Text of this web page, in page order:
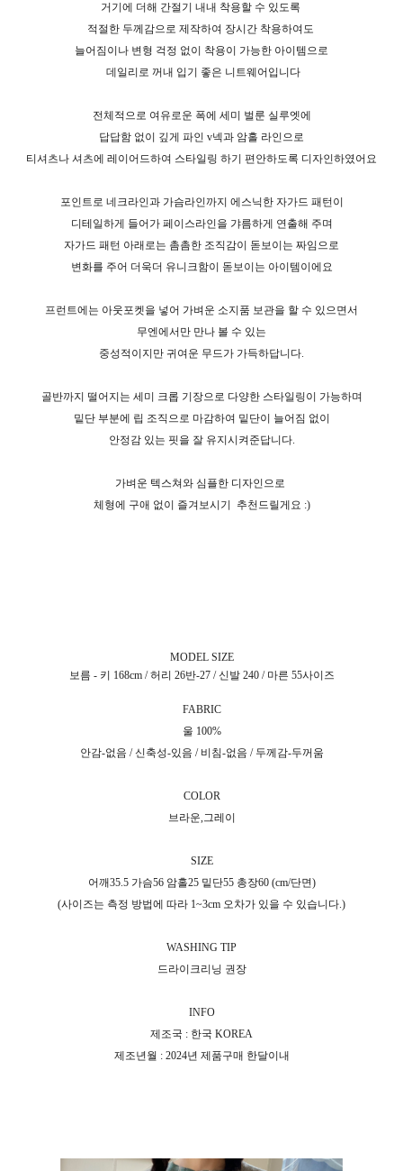
거기에 더해 간절기 내내 착용할 수 있도록
적절한 두께감으로 제작하여 장시간 착용하여도
늘어짐이나 변형 걱정 없이 착용이 가능한 아이템으로
데일리로 꺼내 입기 좋은 니트웨어입니다
전체적으로 여유로운 폭에 세미 벌룬 실루엣에
답답함 없이 깊게 파인 v넥과 암홀 라인으로
티셔츠나 셔츠에 레이어드하여 스타일링 하기 편안하도록 디자인하였어요
포인트로 네크라인과 가슴라인까지 에스닉한 자가드 패턴이
디테일하게 들어가 페이스라인을 갸름하게 연출해 주며
자가드 패턴 아래로는 촘촘한 조직감이 돋보이는 짜임으로
변화를 주어 더욱더 유니크함이 돋보이는 아이템이에요
프런트에는 아웃포켓을 넣어 가벼운 소지품 보관을 할 수 있으면서
무엔에서만 만나 볼 수 있는
중성적이지만 귀여운 무드가 가득하답니다.
골반까지 떨어지는 세미 크롭 기장으로 다양한 스타일링이 가능하며
밑단 부분에 립 조직으로 마감하여 밑단이 늘어짐 없이
안정감 있는 핏을 잘 유지시켜준답니다.
가벼운 텍스쳐와 심플한 디자인으로
체형에 구애 없이 즐겨보시기
추천드릴게요 :)
MODEL SIZE
보름 - 키 168cm / 허리 26반-27 / 신발 240 / 마른 55사이즈
FABRIC
울 100%
안감-없음 / 신축성-있음 / 비침-없음 / 두께감-두꺼움
COLOR
브라운,그레이
SIZE
어깨35.5 가슴56 암홀25 밑단55 총장60 (cm/단면)
(사이즈는 측정 방법에 따라 1~3cm 오차가 있을 수 있습니다.)
WASHING TIP
드라이크리닝 권장
INFO
제조국 : 한국 KOREA
제조년월 : 2024년 제품구매 한달이내